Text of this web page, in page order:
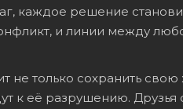
каждое решение
и линии между
только сохранить свою
к её разрушению. Друзья